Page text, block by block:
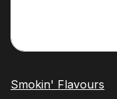
Smokin' Flavours